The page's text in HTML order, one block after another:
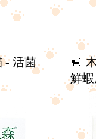
- 活菌
鮮蝦